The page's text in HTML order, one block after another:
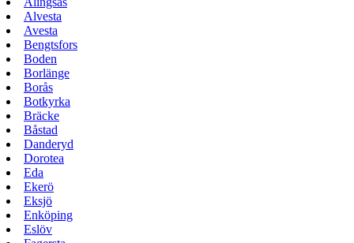
Alvesta
Avesta
Bengtsfors
Boden
Borlänge
Borås
Botkyrka
Bräcke
Båstad
Danderyd
Dorotea
Eda
Ekerö
Eksjö
Enköping
Eslöv